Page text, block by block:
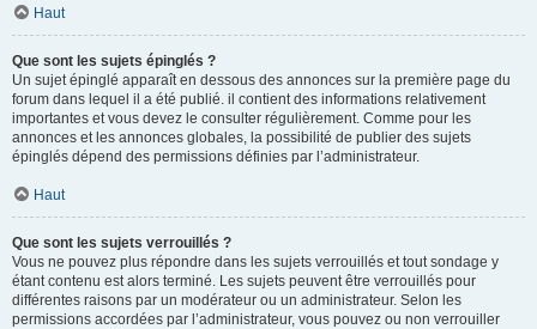
Haut
Que sont les sujets épinglés ?
Un sujet épinglé apparaît en dessous des annonces sur la première page du
forum dans lequel il a été publié. il contient des informations relativement
importantes et vous devez le consulter régulièrement. Comme pour les
annonces et les annonces globales, la possibilité de publier des sujets
épinglés dépend des permissions définies par l’administrateur.
Haut
Que sont les sujets verrouillés ?
Vous ne pouvez plus répondre dans les sujets verrouillés et tout sondage y
étant contenu est alors terminé. Les sujets peuvent être verrouillés pour
différentes raisons par un modérateur ou un administrateur. Selon les
permissions accordées par l’administrateur, vous pouvez ou non verrouiller